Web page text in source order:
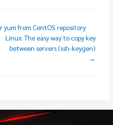
from CentOS repository
Linux: The easy way to copy key
between servers (ssh-keygen)
→